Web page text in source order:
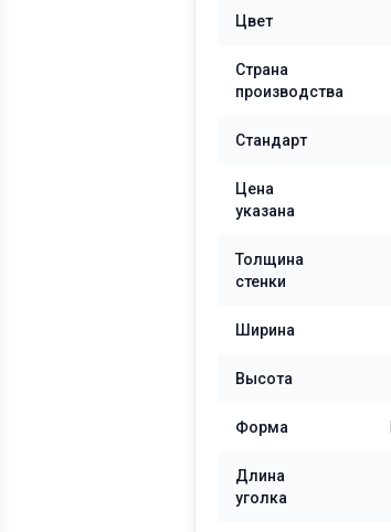
Цвет
Страна
производства
Стандарт
Цена
указана
Толщина
стенки
Ширина
Высота
Форма
Длина
уголка